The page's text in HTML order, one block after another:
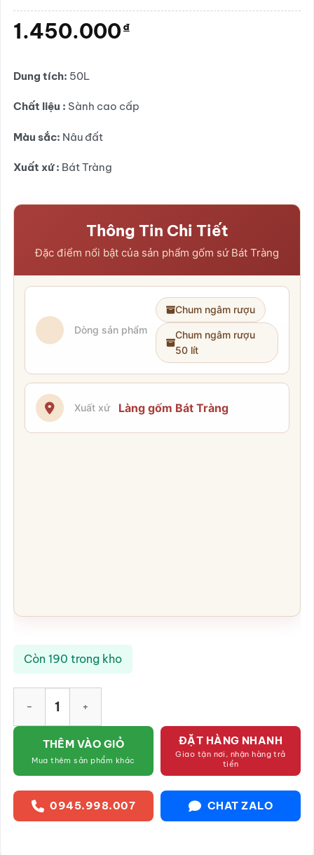
hạng
0.0
1.450.000₫
Dung tích: 50L
Chất liệu : Sành cao cấp
Màu sắc: Nâu đất
Xuất xứ : Bát Tràng
Thông Tin Chi Tiết
Đặc điểm nổi bật của sản phẩm gốm sứ Bát Tràng
Dòng sản phẩm
Chum ngâm rượu
Chum ngâm rượu
50 lít
Xuất xứ Làng gốm Bát Tràng
Còn 190 trong kho
THÊM VÀO GIỎ
Mua thêm sản phẩm khác
ĐẶT HÀNG NHANH
Giao tận nơi, nhận hàng trả
tiền
0945.998.007 CHAT ZALO